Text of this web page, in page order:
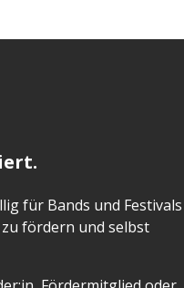
für Bands und Festivals
fördern und selbst